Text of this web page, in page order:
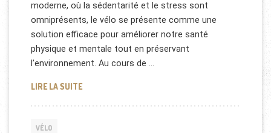
moderne, où la sédentarité et le stress sont
omniprésents, le vélo se présente comme une
solution efficace pour améliorer notre santé
physique et mentale tout en préservant
l’environnement. Au cours de …
LIRE LA SUITELES BIENFAITS DE LA PRATIQUE RÉGULIÈRE DU
VÉLO